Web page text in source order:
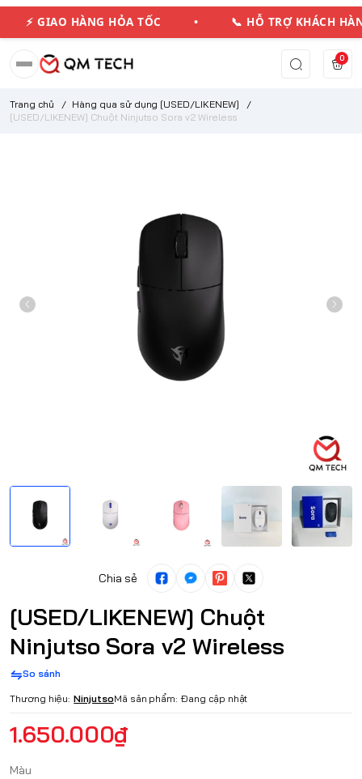
⚡ GIAO HÀNG HỎA TỐC • 📞 HỖ TRỢ
0
Trang chủ / Hàng qua sử dụng [USED/LIKENEW]
/
[USED/LIKENEW] Chuột Ninjutso Sora v2 Wireless
Chia sẻ
[USED/LIKENEW] Chuột
Ninjutso Sora v2 Wireless
So sánh
Thương hiệu: NinjutsoMã sản phẩm: Đang cập nhật
1.650.000₫
Màu